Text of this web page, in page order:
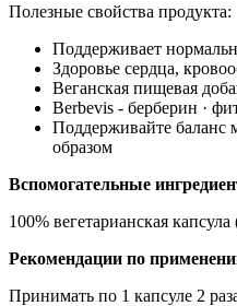
Полезные свойства продукта:
Поддерживает
Здоровье сердца,
Веганская пищевая
Berbevis - берберин ·
Поддерживайте баланс
образом
Вспомогательные
100% вегетарианская
Рекомендации по
Принимать по 1 капсуле 2